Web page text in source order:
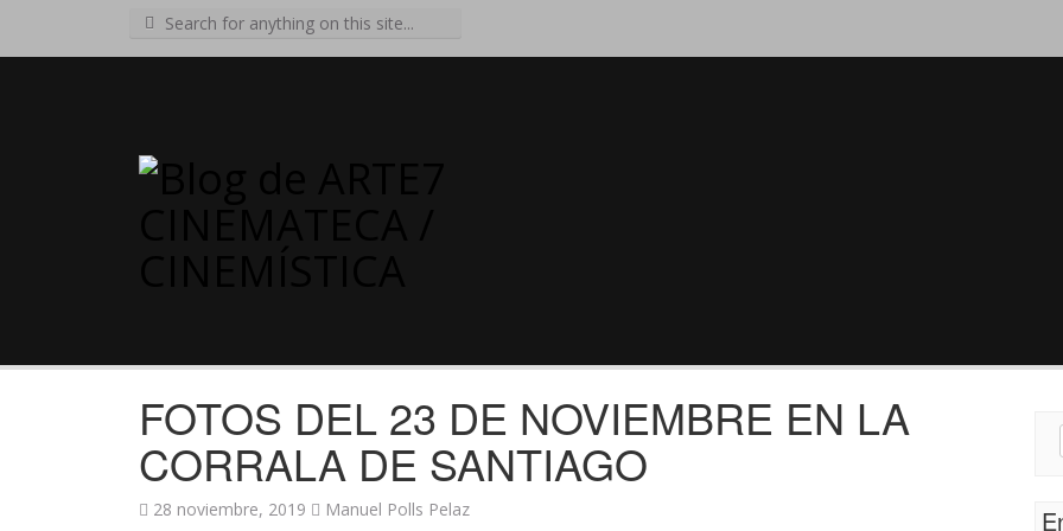
Search
FOTOS DEL 23 DE NOVIEMBRE EN LA
CORRALA DE SANTIAGO
28 noviembre, 2019 Manuel Polls Pelaz